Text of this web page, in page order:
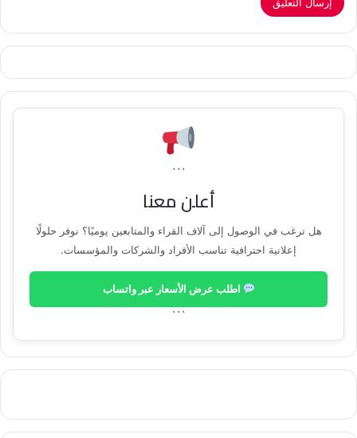
```
أعلن معنا
هل ترغب في الوصول إلى آلاف القراء والمتابعين يوميًا؟ نوفر حلولًا
إعلانية احترافية تناسب الأفراد والشركات والمؤسسات.
اطلب عرض الأسعار عبر واتساب
```